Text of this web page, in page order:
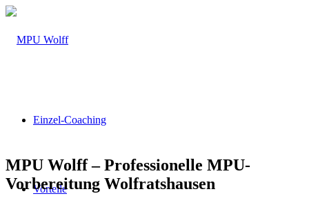
Einzel-Coaching
Vorteile
MPU Wolff – Professionelle MPU-
Vorbereitung Wolfratshausen